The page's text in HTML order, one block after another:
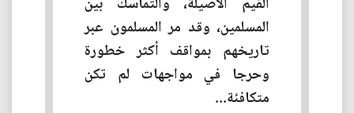
المسلمين، وقد مر المسلمون عبر
تاريخهم بمواقف أكثر خطورة
وحرجا في مواجهات لم تكن
متكافئة...